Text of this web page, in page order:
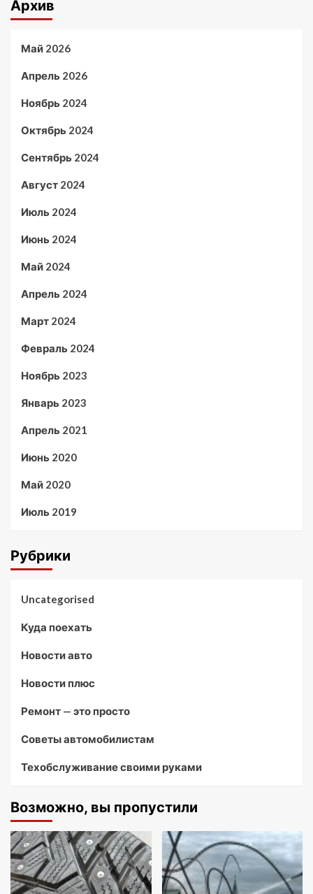
Архив
Май 2026
Апрель 2026
Ноябрь 2024
Октябрь 2024
Сентябрь 2024
Август 2024
Июль 2024
Июнь 2024
Май 2024
Апрель 2024
Март 2024
Февраль 2024
Ноябрь 2023
Январь 2023
Апрель 2021
Июнь 2020
Май 2020
Июль 2019
Рубрики
Uncategorised
Куда поехать
Новости авто
Новости плюс
Ремонт — это просто
Советы автомобилистам
Техобслуживание своими руками
Возможно, вы пропустили